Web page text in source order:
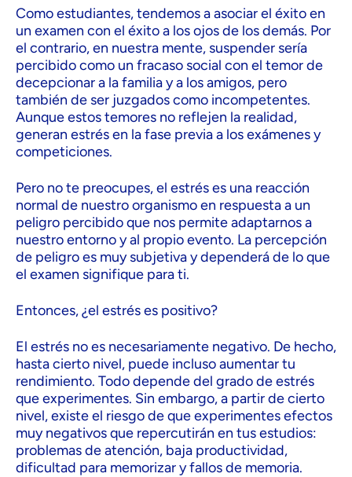
Como estudiantes, tendemos a asociar el éxito en
un examen con el éxito a los ojos de los demás. Por
el contrario, en nuestra mente, suspender sería
percibido como un fracaso social con el temor de
decepcionar a la familia y a los amigos, pero
también de ser juzgados como incompetentes.
Aunque estos temores no reflejen la realidad,
generan estrés en la fase previa a los exámenes y
competiciones.
Pero no te preocupes, el estrés es una reacción
normal de nuestro organismo en respuesta a un
peligro percibido que nos permite adaptarnos a
nuestro entorno y al propio evento. La percepción
de peligro es muy subjetiva y dependerá de lo que
el examen signifique para ti.
Entonces, ¿el estrés es positivo?
El estrés no es necesariamente negativo. De hecho,
hasta cierto nivel, puede incluso aumentar tu
rendimiento. Todo depende del grado de estrés
que experimentes. Sin embargo, a partir de cierto
nivel, existe el riesgo de que experimentes efectos
muy negativos que repercutirán en tus estudios:
problemas de atención, baja productividad,
dificultad para memorizar y fallos de memoria.